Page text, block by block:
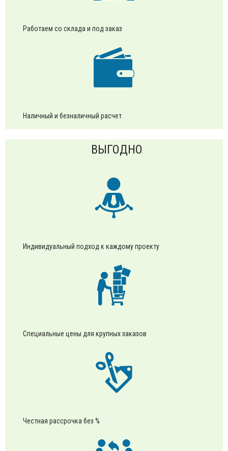
Работаем со склада и под заказ
Наличный и безналичный расчет
ВЫГОДНО
Индивидуальный подход к каждому проекту
Специальные цены для крупных заказов
Честная рассрочка без %